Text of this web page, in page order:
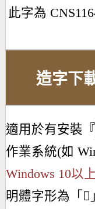
此字為
造字下
適用於有安裝『
作業系統(如
Windows 10以
明體字形為「 𦥀